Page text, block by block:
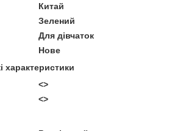
Китай
Зелений
Для дівчаток
Нове
характеристики
<>
<>